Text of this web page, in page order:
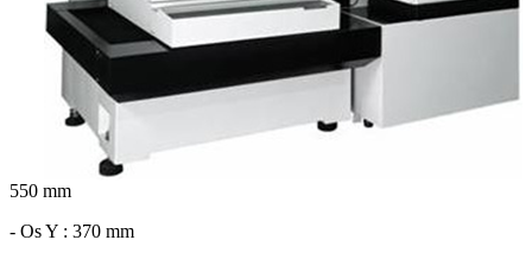
550 mm
- Os Y : 370 mm